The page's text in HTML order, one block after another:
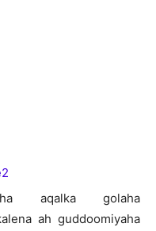
aqalka golaha
ah guddoomiyaha